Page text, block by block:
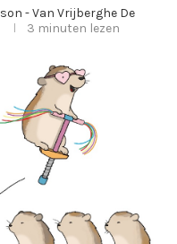
- Van Vrijberghe De
3 minuten lezen